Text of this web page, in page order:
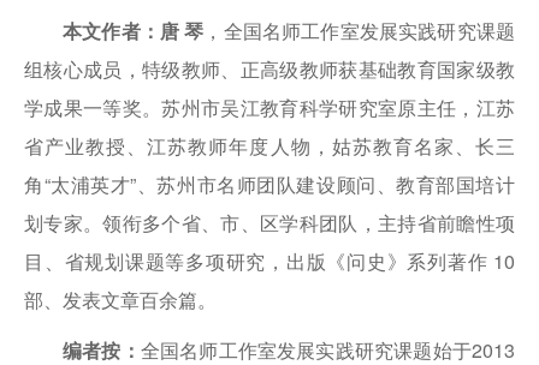
本文作者：唐 琴 ，全国名师工作室发展实践研究课题
组核心成员，特级教师、正高级教师获基础教育国家级教
学成果一等奖。苏州市吴江教育科学研究室原主任，江苏
省产业教授、江苏教师年度人物，姑苏教育名家、长三
角“太浦英才”、苏州市名师团队建设顾问、教育部国培计
划专家。领衔多个省、市、区学科团队，主持省前瞻性项
目、省规划课题等多项研究，出版《问史》系列著作 10
部、发表文章百余篇。
编者按： 全国名师工作室发展实践研究课题始于2013